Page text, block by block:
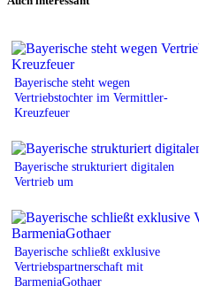
Bayerische steht wegen
Vertriebstochter im Vermittler-
Kreuzfeuer
Bayerische strukturiert digitalen
Vertrieb um
Bayerische schließt exklusive
Vertriebspartnerschaft mit
BarmeniaGothaer